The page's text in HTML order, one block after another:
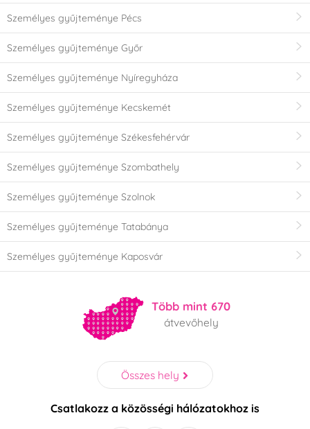
Személyes gyűjteménye Pécs
Személyes gyűjteménye Győr
Személyes gyűjteménye Nyíregyháza
Személyes gyűjteménye Kecskemét
Személyes gyűjteménye Székesfehérvár
Személyes gyűjteménye Szombathely
Személyes gyűjteménye Szolnok
Személyes gyűjteménye Tatabánya
Személyes gyűjteménye Kaposvár
Több mint 670
átvevőhely
Összes hely
Csatlakozz a közösségi hálózatokhoz is